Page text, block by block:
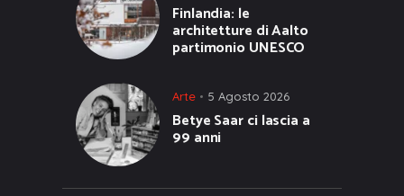
Finlandia: le
architetture di Aalto
partimonio UNESCO
Arte 5 Agosto 2026
Betye Saar ci lascia a
99 anni